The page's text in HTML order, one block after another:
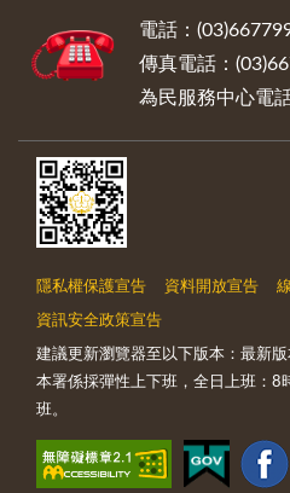
電話：
傳真電話：
為民服務中心電
隱私權保護宣告 資料開放宣告
資訊安全政策宣告
建議更新瀏覽器至以下版本：最新
本署係採彈性上下班，全日上班：8
班。